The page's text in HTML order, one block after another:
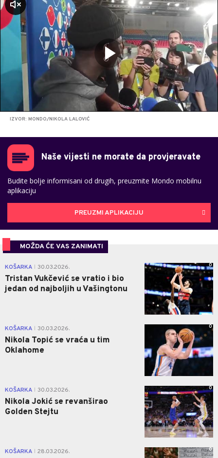
IZVOR: MONDO/NIKOLA LALOVIĆ
Naše vijesti ne morate da provjeravate
Budite bolje informisani od drugih, preuzmite Mondo mobilnu
aplikaciju
PREUZMI APLIKACIJU
MOŽDA ĆE VAS ZANIMATI
KOŠARKA 30.03.2026.
Tristan Vukčević se vratio i bio
jedan od najboljih u Vašingtonu
0
KOŠARKA 30.03.2026.
Nikola Topić se vraća u tim
Oklahome
0
KOŠARKA 30.03.2026.
Nikola Jokić se revanširao
Golden Stejtu
0
KOŠARKA 28.03.2026. 0